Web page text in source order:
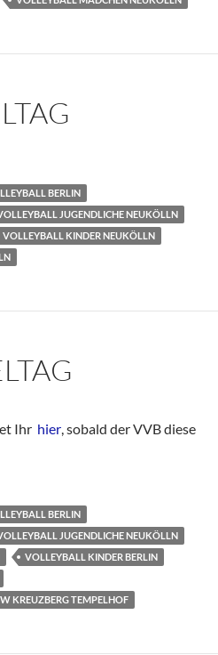
BERLIN
JUGENDLICHE NEUKÖLLN
VOLLEYBALL KINDER NEUKÖLLN
Ihr hier, sobald der VVB diese
BERLIN
JUGENDLICHE NEUKÖLLN
VOLLEYBALL KINDER BERLIN
KREUZBERG TEMPELHOF